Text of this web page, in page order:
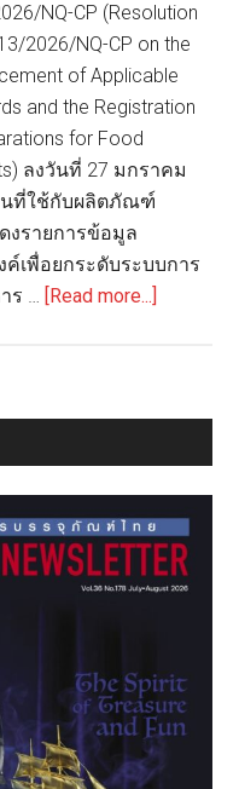
NQ-CP (Resolution
2026/NQ-CP on the
of Applicable
and the Registration
for Food
ลงวันที่ 27 มกราคม
นที่ใช้กับผลิตภัณฑ์
งรายการข้อมูล
เพื่อยกระดับระบบการ
ร …
[Read more...]
การ
อาหาร
บังคับ
ผลิตภัณฑ์
ประกาศ
มาตรฐาน
ก่อน
ออก